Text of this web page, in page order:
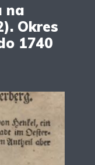
na
Okres
1740